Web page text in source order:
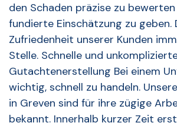
den Schaden präzise zu
fundierte Einschätzung zu geben.
Zufriedenheit unserer Kunden
Stelle. Schnelle und
Gutachtenerstellung Bei einem
wichtig, schnell zu handeln.
in Greven sind für ihre zügige
bekannt. Innerhalb kurzer Zeit